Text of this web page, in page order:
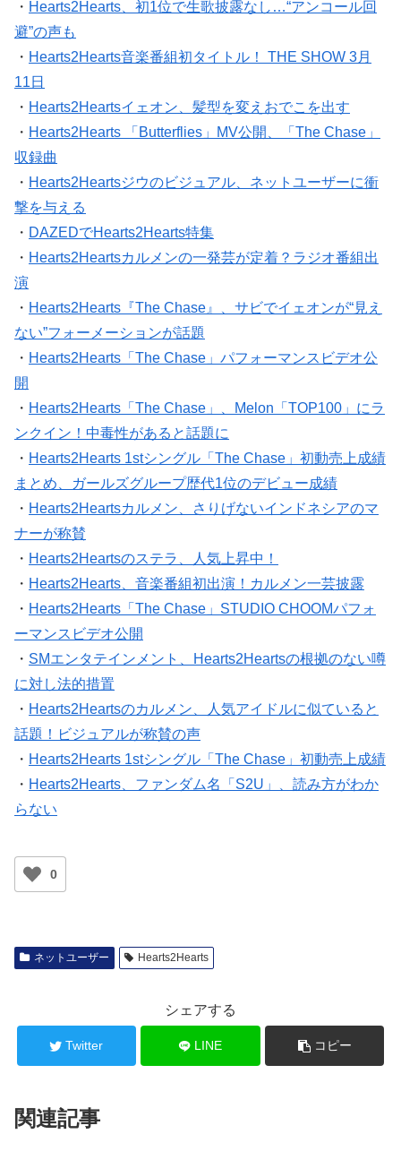
・ Hearts2Hearts、初1位で生歌披露なし…“アンコール回
避”の声も
・ Hearts2Hearts音楽番組初タイトル！ THE SHOW 3月
11日
・ Hearts2Heartsイェオン、髪型を変えおでこを出す
・ Hearts2Hearts 「Butterflies」MV公開、「The Chase」
収録曲
・ Hearts2Heartsジウのビジュアル、ネットユーザーに衝
撃を与える
・ DAZEDでHearts2Hearts特集
・ Hearts2Heartsカルメンの一発芸が定着？ラジオ番組出
演
・ Hearts2Hearts『The Chase』、サビでイェオンが“見え
ない”フォーメーションが話題
・ Hearts2Hearts「The Chase」パフォーマンスビデオ公
開
・ Hearts2Hearts「The Chase」、Melon「TOP100」にラ
ンクイン！中毒性があると話題に
・ Hearts2Hearts 1stシングル「The Chase」初動売上成績
まとめ、ガールズグループ歴代1位のデビュー成績
・ Hearts2Heartsカルメン、さりげないインドネシアのマ
ナーが称賛
・ Hearts2Heartsのステラ、人気上昇中！
・ Hearts2Hearts、音楽番組初出演！カルメン一芸披露
・ Hearts2Hearts「The Chase」STUDIO CHOOMパフォ
ーマンスビデオ公開
・ SMエンタテインメント、Hearts2Heartsの根拠のない噂
に対し法的措置
・ Hearts2Heartsのカルメン、人気アイドルに似ていると
話題！ビジュアルが称賛の声
・ Hearts2Hearts 1stシングル「The Chase」初動売上成績
・ Hearts2Hearts、ファンダム名「S2U」、読み方がわか
らない
0
ネットユーザー Hearts2Hearts
シェアする
Twitter LINE コピー
関連記事